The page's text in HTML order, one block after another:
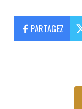
PARTAGEZ